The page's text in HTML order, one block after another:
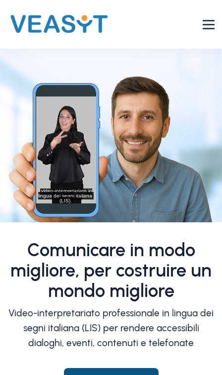
Comunicare in modo
migliore, per costruire un
mondo migliore
Video-interpretariato professionale in lingua dei
segni italiana (LIS) per rendere accessibili
dialoghi, eventi, contenuti e telefonate